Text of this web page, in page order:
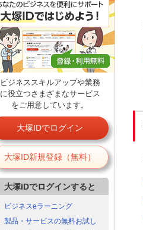
ビジネススキルアップや業務
に役立つさまざまなサービス
をご用意しています。
大塚IDでログイン
大塚ID新規登録（無料）
大塚IDでログインすると
ビジネスeラーニング
製品・サービスの無料お試し